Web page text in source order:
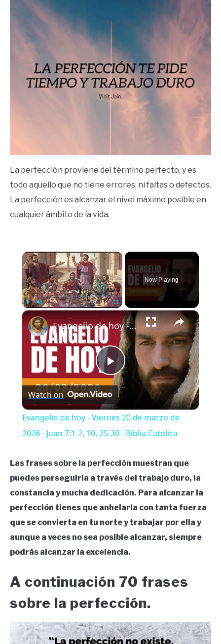
La perfección proviene del término perfecto, y es
todo aquello que no tiene errores, ni faltas o defectos.
La perfección es alcanzar el nivel máximo posible en
cualquier ámbito de la vida.
×
Fullscreen
Now Playing
×
Play
Video
Evangelio de hoy - Viernes 20 de marzo de 2026 - Juan 7:1-2, 10, 25-30 - Biblia Católica
Watch on
Evangelio de hoy - Viernes 20 de marzo de
2026 - Juan 7:1-2, 10, 25-30 - Biblia Católica
Las frases sobre la perfección muestran que
puedes perseguirla a través del trabajo duro, la
constancia y mucha dedicación. Para alcanzar la
perfección tienes que anhelarla con tanta fuerza
que se convierta en tu norte y trabajar por ella y
aunque a veces no sea posible alcanzar, siempre
podrás alcanzar la excelencia.
A continuación 70 frases
sobre la perfección.